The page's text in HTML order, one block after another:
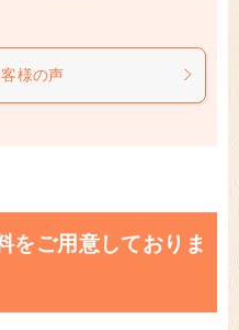
様の声
をご用意しておりま